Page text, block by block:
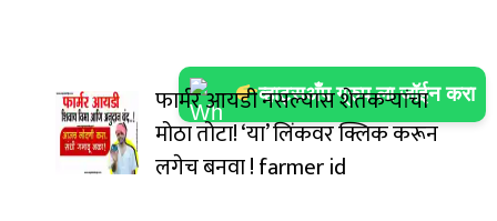
व्हाट्सअँप ग्रुप ला जॉईन करा
फार्मर आयडी नसल्यास शेतकऱ्यांचा
मोठा तोटा! ‘या’ लिंकवर क्लिक करून
लगेच बनवा ! farmer id